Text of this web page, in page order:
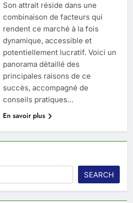
Son attrait réside dans une
combinaison de facteurs qui
rendent ce marché à la fois
dynamique, accessible et
potentiellement lucratif. Voici un
panorama détaillé des
principales raisons de ce
succès, accompagné de
conseils pratiques…
En savoir plus
SEARCH